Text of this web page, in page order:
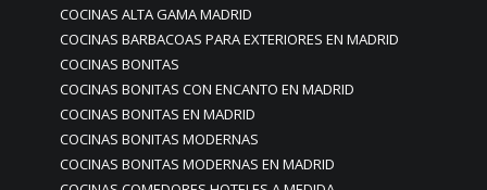
COCINAS ALTA GAMA MADRID
COCINAS BARBACOAS PARA EXTERIORES EN MADRID
COCINAS BONITAS
COCINAS BONITAS CON ENCANTO EN MADRID
COCINAS BONITAS EN MADRID
COCINAS BONITAS MODERNAS
COCINAS BONITAS MODERNAS EN MADRID